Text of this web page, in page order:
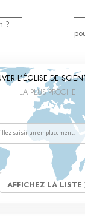
?
L’ÉGLISE DE
LA PLUS PROCHE
AFFICHEZ LA LISTE